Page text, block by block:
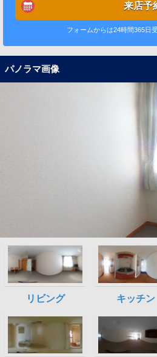
来店予
フォームからは24時間365日
パノラマ画像